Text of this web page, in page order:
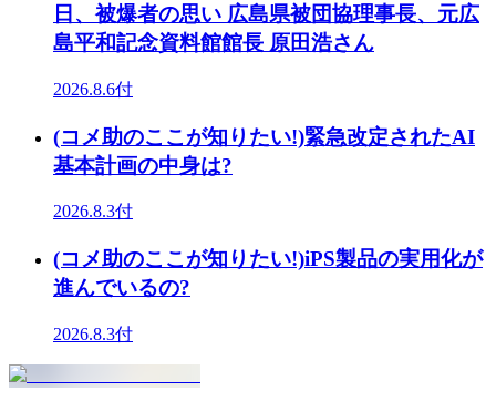
日、被爆者の思い 広島県被団協理事長、元広
島平和記念資料館館長 原田浩さん
2026.8.6付
(コメ助のここが知りたい!)緊急改定されたAI
基本計画の中身は?
2026.8.3付
(コメ助のここが知りたい!)iPS製品の実用化が
進んでいるの?
2026.8.3付